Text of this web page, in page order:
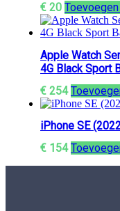
€ 20
Apple Watch
4G Black Sport
€ 254
iPhone SE
€ 154